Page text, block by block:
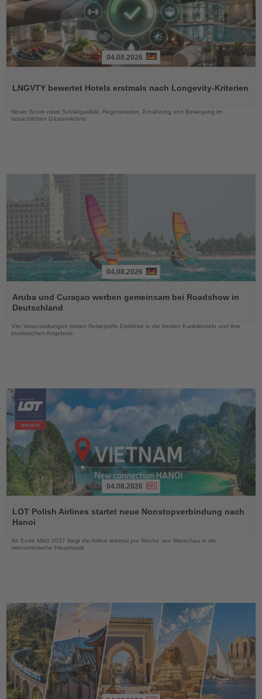
die
04.08.2026
LNGVTY bewertet Hotels erstmals nach Longevity-Kriterien
Neuer Score misst Schlafqualität, Regeneration, Ernährung und Bewegung im
tatsächlichen Gästeerlebnis
Sie
die
04.08.2026
Aruba und Curaçao werben gemeinsam bei Roadshow in
Deutschland
Vier Veranstaltungen bieten Reiseprofis Einblicke in die beiden Karibikinseln und ihre
touristischen Angebote
Sie
die
04.08.2026
LOT Polish Airlines startet neue Nonstopverbindung nach
Hanoi
Ab Ende März 2027 fliegt die Airline dreimal pro Woche von Warschau in die
vietnamesische Hauptstadt